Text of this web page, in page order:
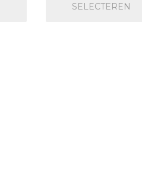
SELECTEREN